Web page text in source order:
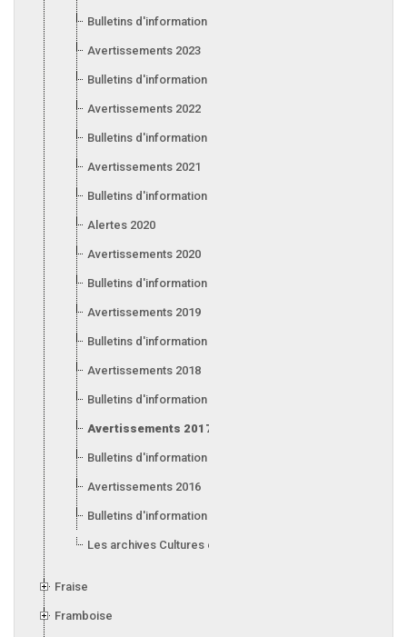
Bulletins d'information 2024
Avertissements 2023
Bulletins d'information 2023
Avertissements 2022
Bulletins d'information 2022
Avertissements 2021
Bulletins d'information 2021
Alertes 2020
Avertissements 2020
Bulletins d'information 2020
Avertissements 2019
Bulletins d'information 2019
Avertissements 2018
Bulletins d'information 2018
Avertissements 2017
Bulletins d'information 2017
Avertissements 2016
Bulletins d'information 2016
Les archives Cultures en serre
Fraise
Framboise